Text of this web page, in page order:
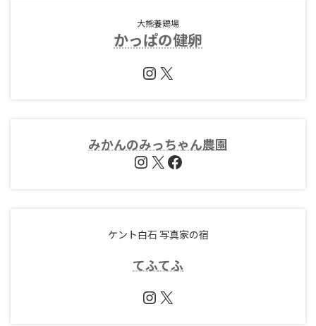
大熊養鶏場
かっぱの健卵
Instagram
X
みかんのみっちゃん農園
Instagram
X Facebook
ケント白石 写真家の宿
てふてふ
Instagram
X